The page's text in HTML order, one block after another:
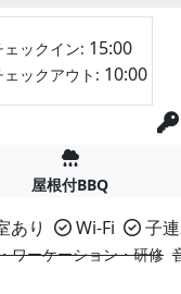
ェックイン: 15:00
ェックアウト: 10:00
屋根付BBQ
あり Wi-Fi 子
ワーケーション・研修